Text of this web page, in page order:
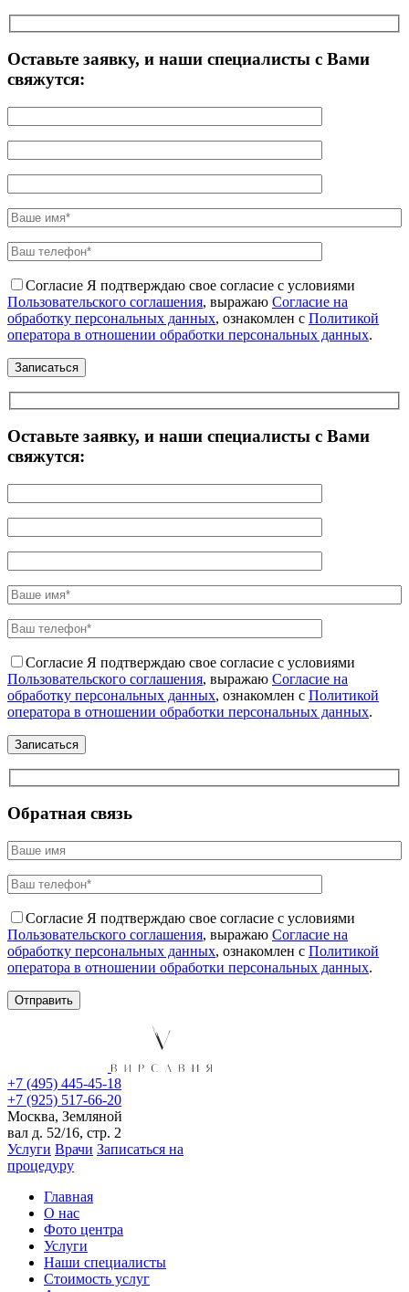
Оставьте заявку, и наши специалисты с Вами
свяжутся:
Согласие Я подтверждаю свое согласие с условиями
Пользовательского соглашения, выражаю Согласие на
обработку персональных данных, ознакомлен с Политикой
оператора в отношении обработки персональных данных.
Оставьте заявку, и наши специалисты с Вами
свяжутся:
Согласие Я подтверждаю свое согласие с условиями
Пользовательского соглашения, выражаю Согласие на
обработку персональных данных, ознакомлен с Политикой
оператора в отношении обработки персональных данных.
Обратная связь
Согласие Я подтверждаю свое согласие с условиями
Пользовательского соглашения, выражаю Согласие на
обработку персональных данных, ознакомлен с Политикой
оператора в отношении обработки персональных данных.
+7 (495) 445-45-18
+7 (925) 517-66-20
Москва, Земляной
вал д. 52/16, стр. 2
Услуги Врачи Записаться на
процедуру
Главная
О нас
Фото центра
Услуги
Наши специалисты
Стоимость услуг